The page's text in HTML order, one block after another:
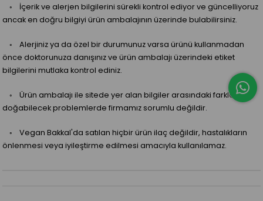
◦ İçerik ve alerjen bilgilerini sürekli kontrol ediyor ve güncelliyoruz
ancak en doğru bilgiyi ürün ambalajının üzerinde bulabilirsiniz.
◦ Alerjiniz ya da özel bir durumunuz varsa ürünü kullanmadan
önce doktorunuza danışınız ve ürün ambalajı üzerindeki etiket
bilgilerini mutlaka kontrol ediniz.
◦ Ürün ambalajı ile sitede yer alan bilgiler arasındaki farklardan
doğabilecek problemlerde firmamız sorumlu değildir.
◦ Vegan Bakkal'da satılan hiçbir ürün ilaç değildir, hastalıkların
önlenmesi veya iyileştirme edilmesi amacıyla kullanılamaz.